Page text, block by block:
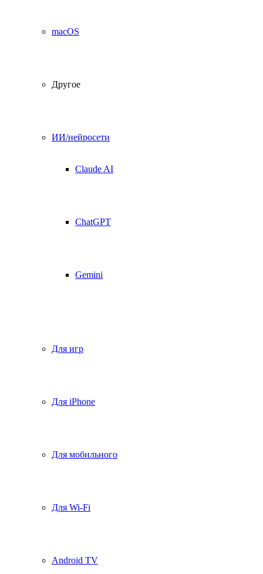
macOS
Другое
ИИ/нейросети
Claude AI
ChatGPT
Gemini
Для игр
Для iPhone
Для мобильного
Для Wi-Fi
Android TV